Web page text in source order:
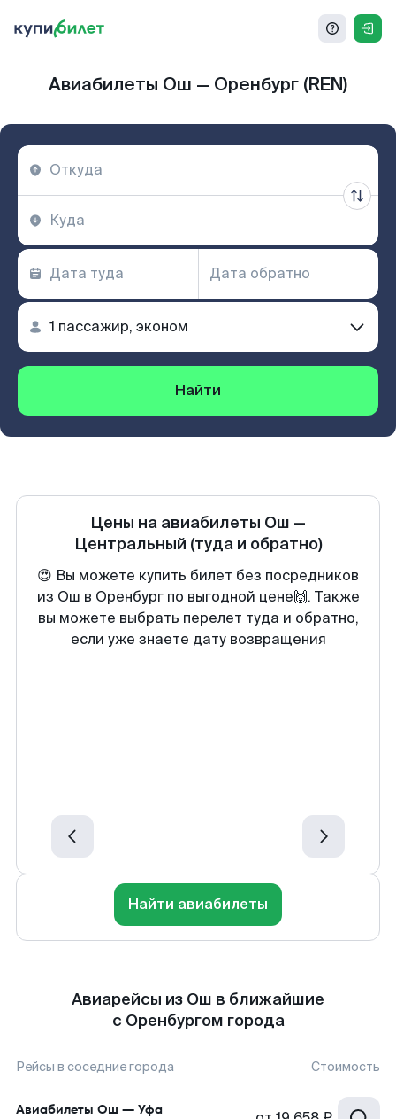
Авиабилеты Ош — Оренбург (REN)
Найти
Цены на авиабилеты Ош —
Центральный (туда и обратно)
😍 Вы можете купить билет без посредников
из Ош в Оренбург по выгодной цене🙌. Также
вы можете выбрать перелет туда и обратно,
если уже знаете дату возвращения
Найти авиабилеты
Авиарейсы из Ош в ближайшие
с Оренбургом города
Рейсы в соседние города Стоимость
Авиабилеты Ош — Уфа